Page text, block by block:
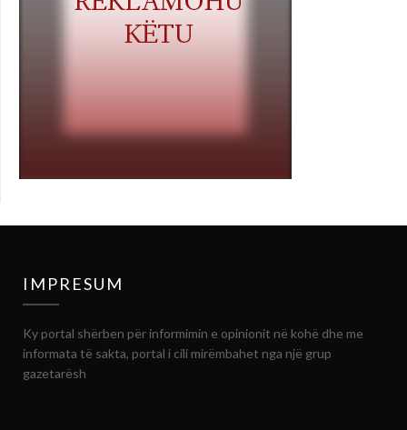
IMPRESUM
Ky portal shërben për informimin e opinionit në kohë dhe me
informata të sakta, portal i cili mirëmbahet nga një grup
gazetarësh